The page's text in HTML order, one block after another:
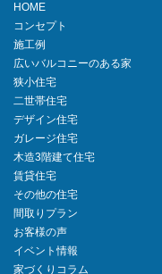
HOME
コンセプト
施工例
広いバルコニーのある家
狭小住宅
二世帯住宅
デザイン住宅
ガレージ住宅
木造3階建て住宅
賃貸住宅
その他の住宅
間取りプラン
お客様の声
イベント情報
家づくりコラム